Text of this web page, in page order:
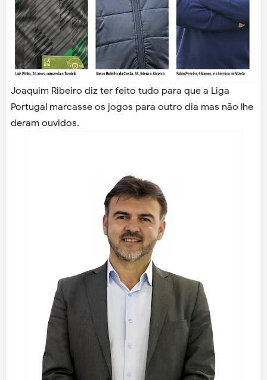
Joaquim Ribeiro diz ter feito tudo para que a Liga
Portugal marcasse os jogos para outro dia mas não lhe
deram ouvidos.